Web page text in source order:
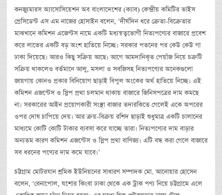
কনজ্যুমারস অ্যাসোসিয়েশন অব বাংলাদেশের (ক্যাব) কেন্দ্রীয় কমিটির ভাইস
প্রেসিডেন্ট এস এম নাজের হোসাইন বলেন, ‘দীর্ঘদিন ধরে ক্রেতা-বিক্রেতার
মাঝখানে কমিশন এজেন্টস নামে একটি মধ্যস্বত্বভোগী নিত্যপণ্যের বাজারে প্রবেশ
করে লাভের একটি বড় অংশ হাতিয়ে নিচ্ছে। সরকার পতনের পর কেউ কেউ গা
ঢাকা দিয়েছে। আরও কিছু সক্রিয় আছে। আগে আমদানিকৃত পেয়াঁজ নিয়ে চক্রটি
সক্রিয় থাকলেও বর্তমানে আলু, মসলা ও সবজিসহ নিত্যপণ্যের অনেকগুলো
জায়গায় কোনও প্রকার বিনিয়োগ ছাড়াই বিপুল অংকের অর্থ হাতিয়ে নিচ্ছে। এই
কমিশন এজন্টেস ও স্লিপ প্রথা চলমান থাকায় বাজারে জিনিসপত্রের দাম কমছে
না। সরকারের আইন প্রয়োগকারী সংস্থা বাজার তদারকিতে গেলেই একে অপরের
ওপর দোষ চাপিয়ে দেয়। আর ক্রয়-বিক্রয় রশিদ ছাড়াই শুধুমাত্র একটি চালানের
মাধ্যমে কোটি কোটি টাকার ব্যবসা করে যাচ্ছে তারা। নিত্যপণ্যের দাম বাড়ার
অন্যতম কারণ কমিশন এজন্টেস ও স্লিপ প্রথা বাণিজ্য। এটি বন্ধ করা গেলে বাজারে
সব ধরনের পণ্যের দাম কমে যাবে।’
চট্টগ্রাম মোটরযান শ্রমিক ইউনিয়নের সাধারণ সম্পাদক মো. আনোয়ার হোসেন
বলেন, ‘বেনাপোল, যশোর কিংবা ঢাকা থেকে এক ট্রাক পণ্য নিয়ে চট্টগ্রামে এলে